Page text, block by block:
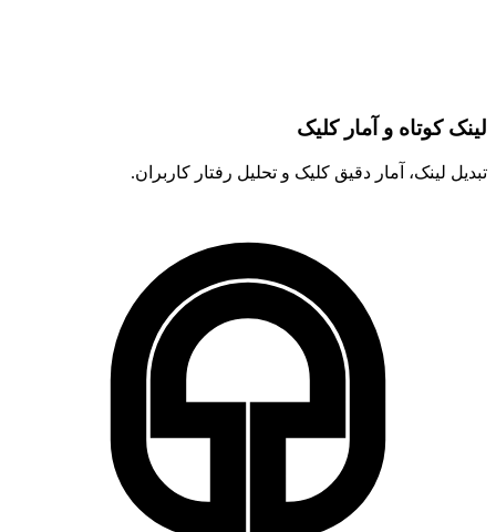
لینک کوتاه و آمار کلیک
تبدیل لینک، آمار دقیق کلیک و تحلیل رفتار کاربران.